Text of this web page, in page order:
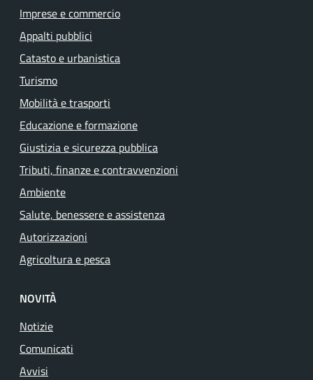
Imprese e commercio
Appalti pubblici
Catasto e urbanistica
Turismo
Mobilità e trasporti
Educazione e formazione
Giustizia e sicurezza pubblica
Tributi, finanze e contravvenzioni
Ambiente
Salute, benessere e assistenza
Autorizzazioni
Agricoltura e pesca
NOVITÀ
Notizie
Comunicati
Avvisi